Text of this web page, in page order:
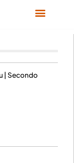
| Secondo